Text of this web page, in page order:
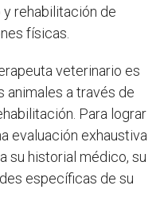
rehabilitación de
físicas.
veterinario es
animales a través de
Para lograr
evaluación exhaustiva
su historial médico, su
específicas de su